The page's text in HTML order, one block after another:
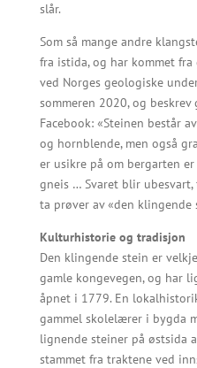
slår.
Som så mange andre
fra istida, og har kommet
ved Norges geologiske
sommeren 2020, og
Facebook: «Steinen består
og hornblende, men også
er usikre på om bergarten
gneis … Svaret blir ubesvart,
ta prøver av «den klingende
Kulturhistorie og tradisjon
Den klingende stein er
gamle kongevegen, og har
åpnet i 1779. En
gammel skolelærer i bygda
lignende steiner på østsida
stammet fra traktene ved